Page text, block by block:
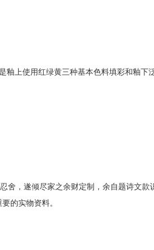
釉上使用红绿黄三种基本色料填彩和釉下
舍，遂倾尽家之余财定制，余自题诗文款
的实物资料。